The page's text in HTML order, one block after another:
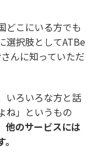
どこにいる方でも
選択肢としてATBe
んに知っていただ
いろいろな方と話
ね」というもの
他のサービスには